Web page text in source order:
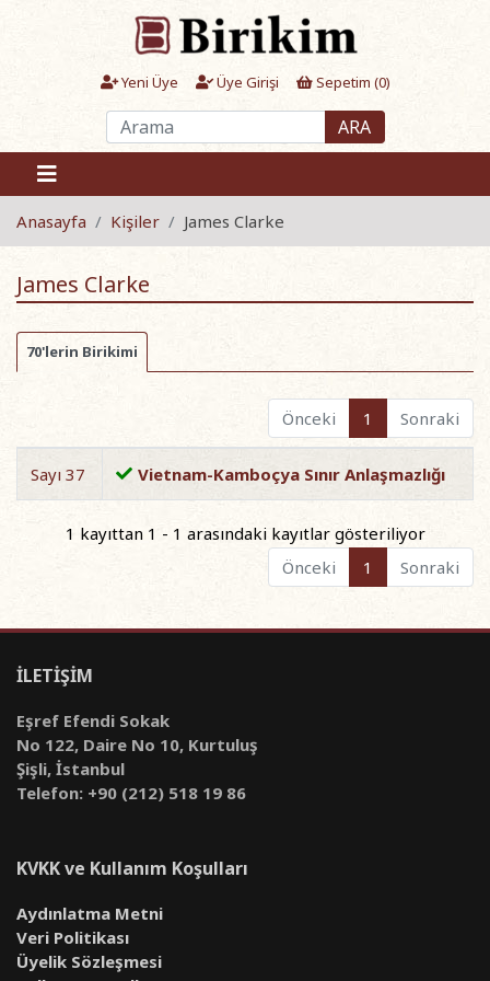
Yeni Üye Üye Girişi Sepetim (0)
ARA
Anasayfa Kişiler James Clarke
James Clarke
70'lerin Birikimi
Önceki 1 Sonraki
Sayı 37 Vietnam-Kamboçya Sınır Anlaşmazlığı
1 kayıttan 1 - 1 arasındaki kayıtlar gösteriliyor
Önceki
1 Sonraki
İLETİŞİM
Eşref Efendi Sokak
No 122, Daire No 10, Kurtuluş
Şişli, İstanbul
Telefon: +90 (212) 518 19 86
KVKK ve Kullanım Koşulları
Aydınlatma Metni
Veri Politikası
Üyelik Sözleşmesi